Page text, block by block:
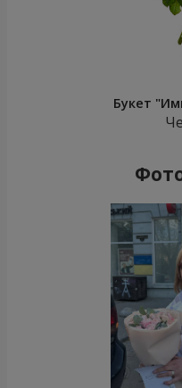
Букет